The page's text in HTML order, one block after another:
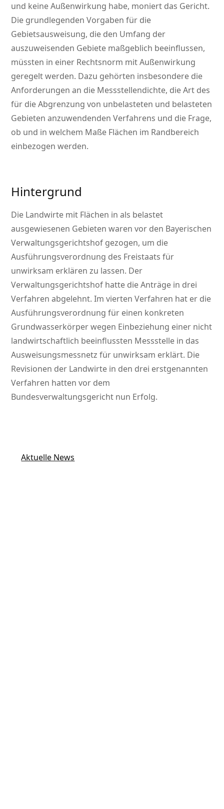
und keine Außenwirkung habe, moniert das Gericht.
Die grundlegenden Vorgaben für die
Gebietsausweisung, die den Umfang der
auszuweisenden Gebiete maßgeblich beeinflussen,
müssten in einer Rechtsnorm mit Außenwirkung
geregelt werden. Dazu gehörten insbesondere die
Anforderungen an die Messstellendichte, die Art des
für die Abgrenzung von unbelasteten und belasteten
Gebieten anzuwendenden Verfahrens und die Frage,
ob und in welchem Maße Flächen im Randbereich
einbezogen werden.
Hintergrund
Die Landwirte mit Flächen in als belastet
ausgewiesenen Gebieten waren vor den Bayerischen
Verwaltungsgerichtshof gezogen, um die
Ausführungsverordnung des Freistaats für
unwirksam erklären zu lassen. Der
Verwaltungsgerichtshof hatte die Anträge in drei
Verfahren abgelehnt. Im vierten Verfahren hat er die
Ausführungsverordnung für einen konkreten
Grundwasserkörper wegen Einbeziehung einer nicht
landwirtschaftlich beeinflussten Messstelle in das
Ausweisungsmessnetz für unwirksam erklärt. Die
Revisionen der Landwirte in den drei erstgenannten
Verfahren hatten vor dem
Bundesverwaltungsgericht nun Erfolg.
Aktuelle News